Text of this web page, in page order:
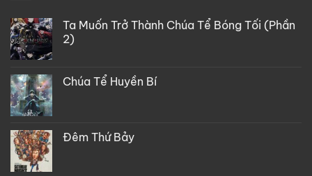
Ta Muốn Trở Thành Chúa Tể Bóng Tối (Phần
2)
Chúa Tể Huyền Bí
Đêm Thứ Bảy